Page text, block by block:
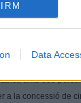
Data
per al foment de
contra la
amb 880
a la concessió de